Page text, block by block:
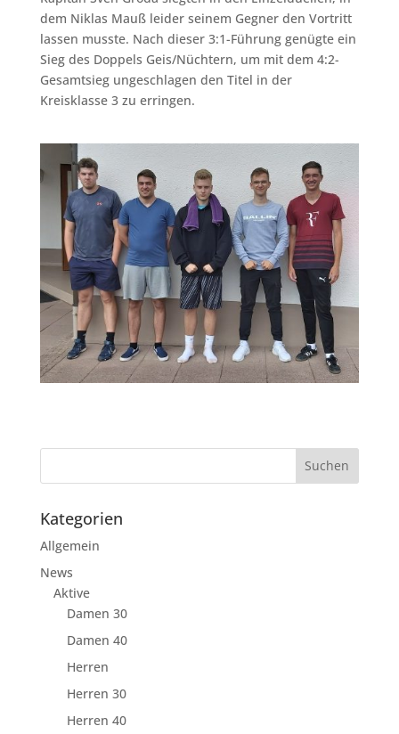
dem Niklas Mauß leider seinem Gegner den Vortritt
lassen musste. Nach dieser 3:1-Führung genügte ein
Sieg des Doppels Geis/Nüchtern, um mit dem 4:2-
Gesamtsieg ungeschlagen den Titel in der
Kreisklasse 3 zu erringen.
Kategorien
Allgemein
News
Aktive
Damen 30
Damen 40
Herren
Herren 30
Herren 40